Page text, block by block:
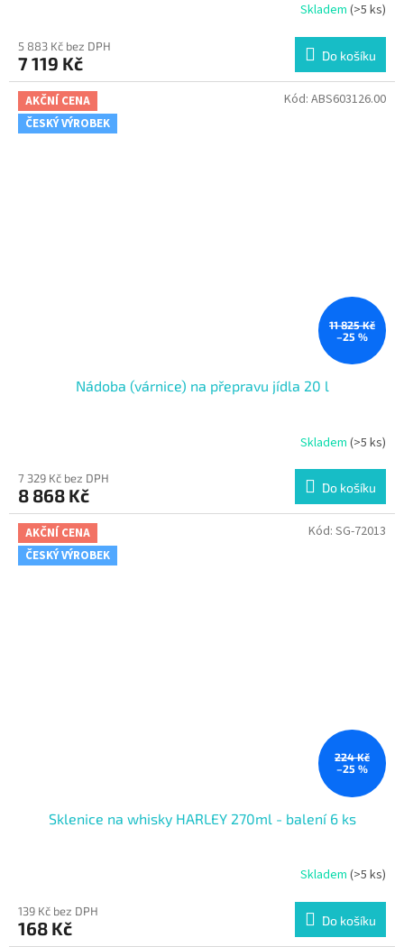
Skladem (>5 ks)
5 883 Kč bez DPH
7 119 Kč Do košíku
AKČNÍ CENA
ČESKÝ VÝROBEK
11 825 Kč
–25 %
Nádoba (várnice) na přepravu jídla 20 l
Skladem (>5 ks)
7 329 Kč bez DPH
8 868 Kč Do košíku
Kód: ABS603126.00
AKČNÍ CENA
ČESKÝ VÝROBEK
224 Kč
–25 %
Sklenice na whisky HARLEY 270ml - balení 6 ks
Skladem (>5 ks)
139 Kč bez DPH
168 Kč Do košíku
Kód: SG-72013